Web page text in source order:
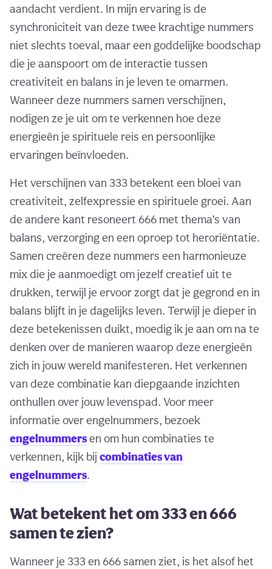
aandacht verdient. In mijn ervaring is de
synchroniciteit van deze twee krachtige nummers
niet slechts toeval, maar een goddelijke boodschap
die je aanspoort om de interactie tussen
creativiteit en balans in je leven te omarmen.
Wanneer deze nummers samen verschijnen,
nodigen ze je uit om te verkennen hoe deze
energieën je spirituele reis en persoonlijke
ervaringen beïnvloeden.
Het verschijnen van 333 betekent een bloei van
creativiteit, zelfexpressie en spirituele groei. Aan
de andere kant resoneert 666 met thema’s van
balans, verzorging en een oproep tot heroriëntatie.
Samen creëren deze nummers een harmonieuze
mix die je aanmoedigt om jezelf creatief uit te
drukken, terwijl je ervoor zorgt dat je gegrond en in
balans blijft in je dagelijks leven. Terwijl je dieper in
deze betekenissen duikt, moedig ik je aan om na te
denken over de manieren waarop deze energieën
zich in jouw wereld manifesteren. Het verkennen
van deze combinatie kan diepgaande inzichten
onthullen over jouw levenspad. Voor meer
informatie over engelnummers, bezoek
engelnummersen om hun combinaties te
verkennen, kijk bij combinaties van
engelnummers.
Wat betekent het om 333 en 666
samen te zien?
Wanneer je 333 en 666 samen ziet, is het alsof het